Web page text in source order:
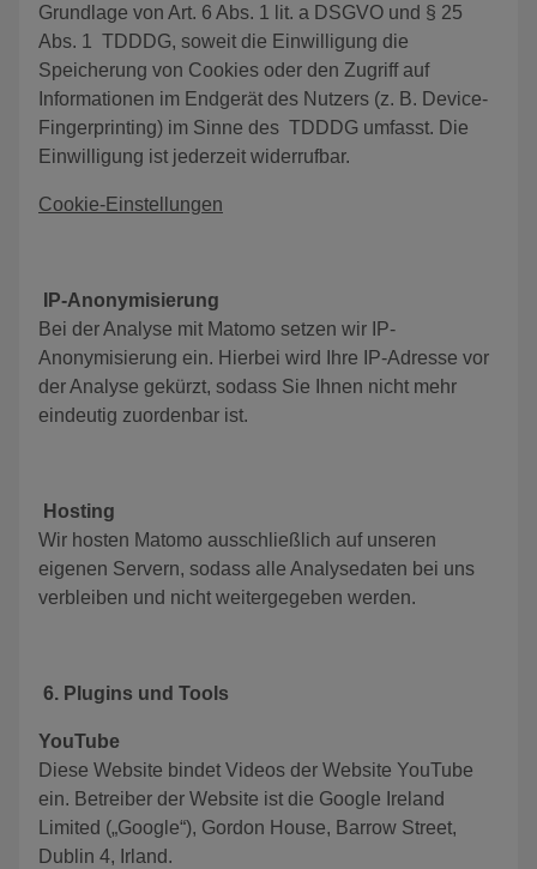
Grundlage von Art. 6 Abs. 1 lit. a DSGVO und § 25
Abs. 1 TDDDG, soweit die Einwilligung die
Speicherung von Cookies oder den Zugriff auf
Informationen im Endgerät des Nutzers (z. B. Device-
Fingerprinting) im Sinne des TDDDG umfasst. Die
Einwilligung ist jederzeit widerrufbar.
Cookie-Einstellungen
IP-Anonymisierung
Bei der Analyse mit Matomo setzen wir IP-
Anonymisierung ein. Hierbei wird Ihre IP-Adresse vor
der Analyse gekürzt, sodass Sie Ihnen nicht mehr
eindeutig zuordenbar ist.
Hosting
Wir hosten Matomo ausschließlich auf unseren
eigenen Servern, sodass alle Analysedaten bei uns
verbleiben und nicht weitergegeben werden.
6. Plugins und Tools
YouTube
Diese Website bindet Videos der Website YouTube
ein. Betreiber der Website ist die Google Ireland
Limited („Google“), Gordon House, Barrow Street,
Dublin 4, Irland.